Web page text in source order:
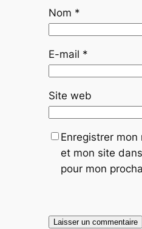
Nom *
E-mail *
Site web
Enregistrer
et mon site
pour mon